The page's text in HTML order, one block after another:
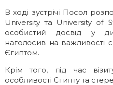
В ході зустрічі Посол
University та University of
особистий досвід у
наголосив на важливості
Єгиптом.
Крім того, під час
особливості Єгипту та